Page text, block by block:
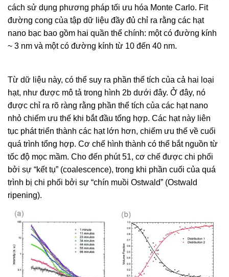
cách sử dụng phương pháp tối ưu hóa Monte Carlo. Fit
đường cong của tập dữ liệu đầy đủ chỉ ra rằng các hạt
nano bạc bao gồm hai quần thể chính: một có đường kính
~ 3 nm và một có đường kính từ 10 đến 40 nm.
Từ dữ liệu này, có thể suy ra phần thể tích của cả hai loại
hạt, như được mô tả trong hình 2b dưới đây. Ở đây, nó
được chỉ ra rõ ràng rằng phần thể tích của các hạt nano
nhỏ chiếm ưu thế khi bắt đầu tổng hợp. Các hạt này liên
tục phát triển thành các hạt lớn hơn, chiếm ưu thế về cuối
quá trình tổng hợp. Cơ chế hình thành có thể bắt nguồn từ
tốc độ mọc mầm. Cho đến phút 51, cơ chế được chi phối
bởi sự “kết tụ” (coalescence), trong khi phần cuối của quá
trình bị chi phối bởi sự “chín muồi Ostwald” (Ostwald
ripening).